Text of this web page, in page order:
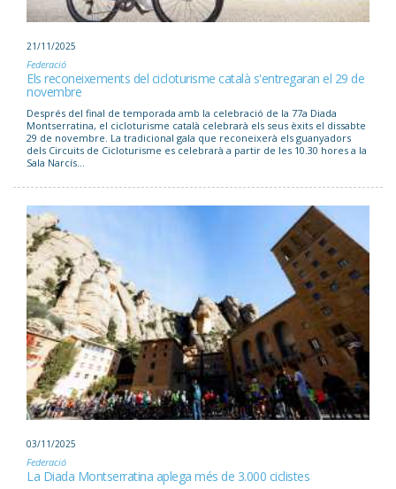
21/11/2025
Federació
Els reconeixements del cicloturisme català s'entregaran el 29 de
novembre
Després del final de temporada amb la celebració de la 77a Diada
Montserratina, el cicloturisme català celebrarà els seus èxits el dissabte
29 de novembre. La tradicional gala que reconeixerà els guanyadors
dels Circuits de Cicloturisme es celebrarà a partir de les 10.30 hores a la
Sala Narcís...
03/11/2025
Federació
La Diada Montserratina aplega més de 3.000 ciclistes